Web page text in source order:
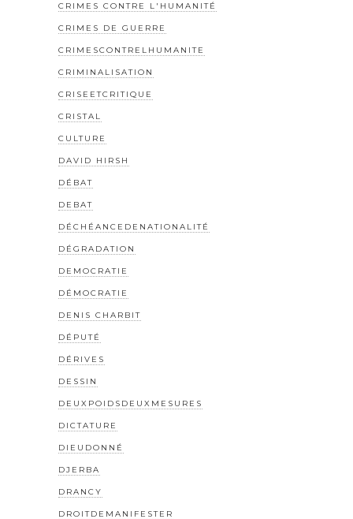
CRIMES CONTRE L'HUMANITÉ
CRIMES DE GUERRE
CRIMESCONTRELHUMANITE
CRIMINALISATION
CRISEETCRITIQUE
CRISTAL
CULTURE
DAVID HIRSH
DÉBAT
DEBAT
DÉCHÉANCEDENATIONALITÉ
DÉGRADATION
DEMOCRATIE
DÉMOCRATIE
DENIS CHARBIT
DÉPUTÉ
DÉRIVES
DESSIN
DEUXPOIDSDEUXMESURES
DICTATURE
DIEUDONNÉ
DJERBA
DRANCY
DROITDEMANIFESTER